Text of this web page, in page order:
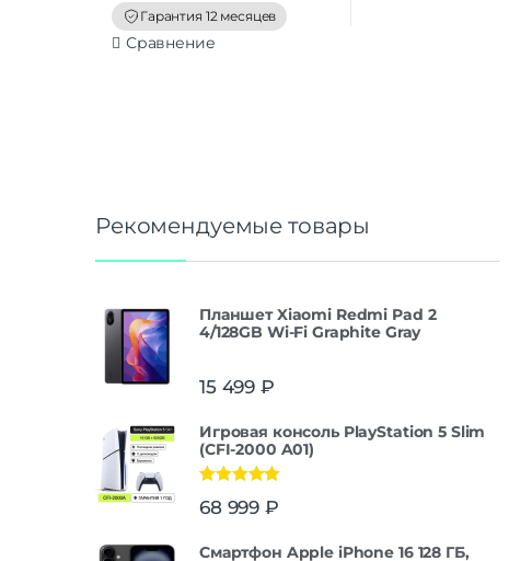
Гарантия 12 месяцев
Сравнение
Рекомендуемые товары
Планшет Xiaomi Redmi Pad 2
4/128GB Wi-Fi Graphite Gray
15 499 ₽
Игровая консоль PlayStation 5 Slim
(CFI-2000 A01)
из 5
68 999 ₽
Смартфон Apple iPhone 16 128 ГБ,